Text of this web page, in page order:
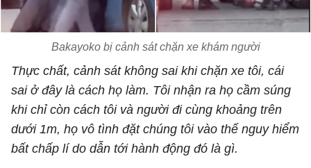
Bakayoko bị cảnh sát chặn xe khám người
Thực chất, cảnh sát không sai khi chặn xe tôi, cái
sai ở đây là cách họ làm. Tôi nhận ra họ cầm súng
khi chỉ còn cách tôi và người đi cùng khoảng trên
dưới 1m, họ vô tình đặt chúng tôi vào thế nguy hiểm
bất chấp lí do dẫn tới hành động đó là gì.